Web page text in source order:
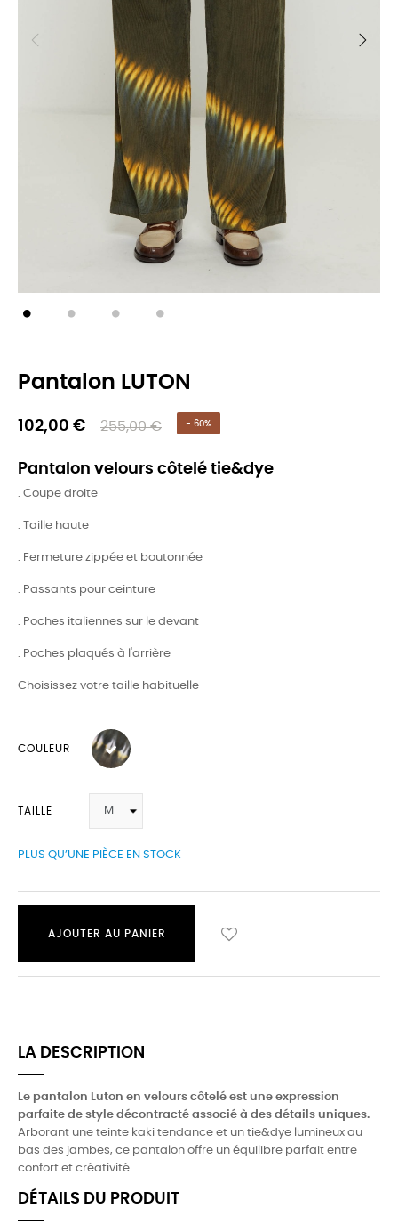
Pantalon LUTON
102,00 € 255,00 € - 60%
Pantalon velours côtelé tie&dye
. Coupe droite
. Taille haute
. Fermeture zippée et boutonnée
. Passants pour ceinture
. Poches italiennes sur le devant
. Poches plaqués à l'arrière
Choisissez votre taille habituelle
COULEUR
TAILLE
PLUS QU’UNE PIÈCE EN STOCK
AJOUTER AU PANIER
LA DESCRIPTION
Le pantalon Luton en velours côtelé est une expression
parfaite de style décontracté associé à des détails uniques.
Arborant une teinte kaki tendance et un tie&dye lumineux au
bas des jambes, ce pantalon offre un équilibre parfait entre
confort et créativité.
DÉTAILS DU PRODUIT